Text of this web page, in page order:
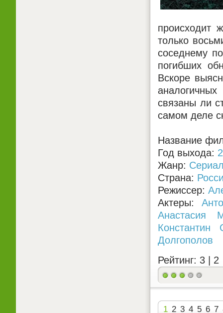
происходит
только
соседнему
погибших
Вскоре
связаны ли
самом деле
Название
Год выхода:
Жанр:
Страна:
Режиссер:
Актеры:
Анастасия
Константин
Долгополов
Рейтинг: 3 | 2
1 2 3 4 5 6 7